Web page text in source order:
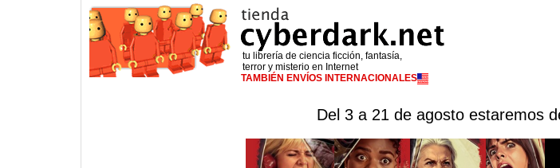
tu librería de ciencia ficción, fantasía,
terror y misterio en Internet
TAMBIÉN ENVÍOS INTERNACIONALES
Del 3 a 21 de agosto estaremos